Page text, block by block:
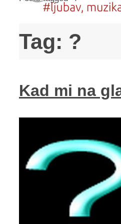
Tag: ?
Kad mi na